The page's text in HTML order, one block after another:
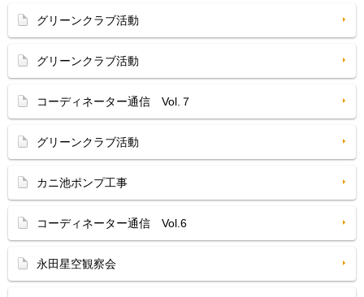
グリーンクラブ活動
グリーンクラブ活動
コーディネーター通信 Vol.７
グリーンクラブ活動
カニ池ポンプ工事
コーディネーター通信 Vol.6
永田星空観察会